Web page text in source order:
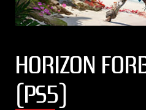
HORIZON
(PS5)